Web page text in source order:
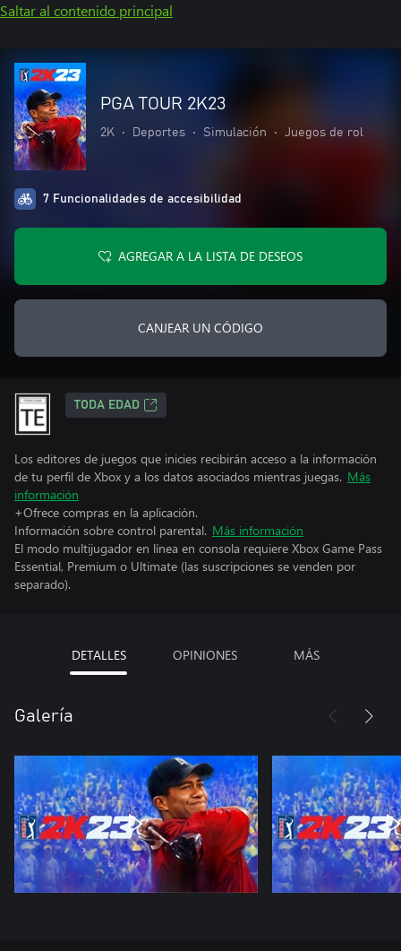
Saltar al contenido principal
PGA TOUR 2K23
2K • Deportes • Simulación • Juegos de rol
7 Funcionalidades de accesibilidad
AGREGAR A LA LISTA DE DESEOS
CANJEAR UN CÓDIGO
TODA EDAD
Los editores de juegos que inicies recibirán acceso a la información
de tu perfil de Xbox y a los datos asociados mientras juegas. Más
información
+Ofrece compras en la aplicación.
Información sobre control parental. Más información
El modo multijugador en línea en consola requiere Xbox Game Pass
Essential, Premium o Ultimate (las suscripciones se venden por
separado).
DETALLES OPINIONES MÁS
Galería